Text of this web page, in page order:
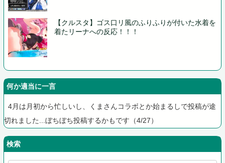
【クルスタ】ゴス口リ風のふりふりが付いた水着を
着たリーナへの反応！！！
何か適当に一言
4月は月初から忙しいし、くまさんコラボとか始まるしで投稿が途
切れました...ぼちぼち投稿するかもです（4/27）
検索